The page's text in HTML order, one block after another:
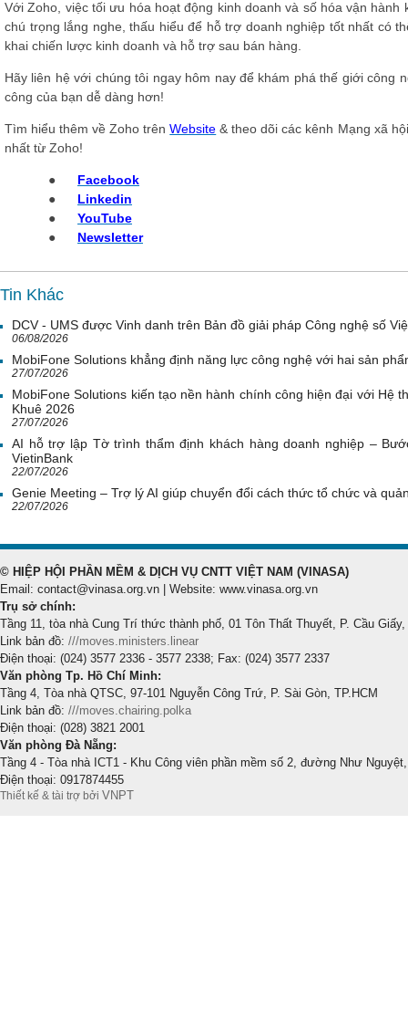
Với Zoho, việc tối ưu hóa hoạt động kinh doanh và số hóa vận
chú trọng lắng nghe, thấu hiểu để hỗ trợ doanh nghiệp tốt nhất có
khai chiến lược kinh doanh và hỗ trợ sau bán hàng.
Hãy liên hệ với chúng tôi ngay hôm nay để khám phá thế giới công
công của bạn dễ dàng hơn!
Tìm hiểu thêm về Zoho trênWebsite & theo dõi các kênh Mạng xã
nhất từ Zoho!
● Facebook
● Linkedin
●
YouTube
●
Newsletter
Tin Khác
DCV - UMS được Vinh danh trên Bản đồ giải pháp Công nghệ số
06/08/2026
MobiFone Solutions khẳng định năng lực công nghệ với hai sản
27/07/2026
MobiFone Solutions kiến tạo nền hành chính công hiện đại với Hệ
Khuê 2026
27/07/2026
AI hỗ trợ lập Tờ trình thẩm định khách hàng doanh nghiệp –
VietinBank
22/07/2026
Genie Meeting – Trợ lý AI giúp chuyển đổi cách thức tổ chức và
22/07/2026
© HIỆP HỘI PHẦN MỀM & DỊCH VỤ CNTT VIỆT NAM (VINASA)
Email: contact@vinasa.org.vn | Website: www.vinasa.org.vn
Trụ sở chính:
Tầng 11, tòa nhà Cung Trí thức thành phố, 01 Tôn Thất Thuyết, P. Cầu Giấy,
Link bản đồ: ///moves.ministers.linear
Điện thoại: (024) 3577 2336 - 3577 2338; Fax: (024) 3577 2337
Văn phòng Tp. Hồ Chí Minh:
Tầng 4, Tòa nhà QTSC, 97-101 Nguyễn Công Trứ, P. Sài Gòn, TP.HCM
Link bản đồ: ///moves.chairing.polka
Điện thoại: (028) 3821 2001
Văn phòng Đà Nẵng:
Tầng 4 - Tòa nhà ICT1 - Khu Công viên phần mềm số 2, đường Như
Điện thoại: 0917874455
Thiết kế & tài trợ bởi VNPT